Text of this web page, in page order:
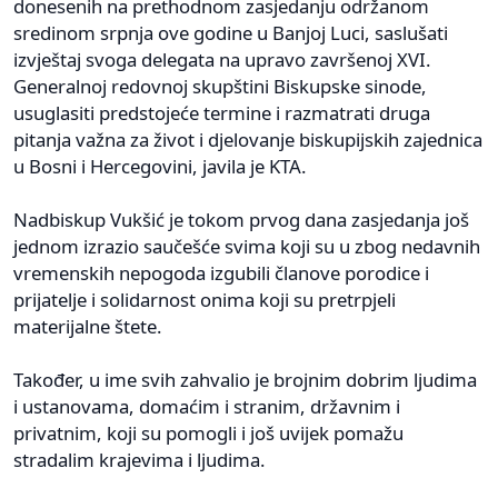
donesenih na prethodnom zasjedanju održanom
sredinom srpnja ove godine u Banjoj Luci, saslušati
izvještaj svoga delegata na upravo završenoj XVI.
Generalnoj redovnoj skupštini Biskupske sinode,
usuglasiti predstojeće termine i razmatrati druga
pitanja važna za život i djelovanje biskupijskih zajednica
u Bosni i Hercegovini, javila je KTA.
Nadbiskup Vukšić je tokom prvog dana zasjedanja još
jednom izrazio saučešće svima koji su u zbog nedavnih
vremenskih nepogoda izgubili članove porodice i
prijatelje i solidarnost onima koji su pretrpjeli
materijalne štete.
Također, u ime svih zahvalio je brojnim dobrim ljudima
i ustanovama, domaćim i stranim, državnim i
privatnim, koji su pomogli i još uvijek pomažu
stradalim krajevima i ljudima.